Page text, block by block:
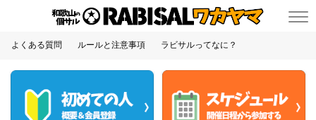
よくある質問 ルールと注意事項 ラビサルってなに？